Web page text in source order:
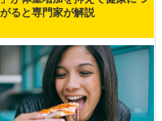
ると専門家が解説